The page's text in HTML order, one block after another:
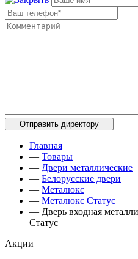
Главная
— Товары
— Двери металлические
— Белорусские двери
— Металюкс
— Металюкс Статус
— Дверь входная
Статус
Акции